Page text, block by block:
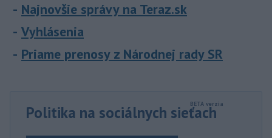
Najnovšie správy na Teraz.sk
Vyhlásenia
Priame prenosy z Národnej rady SR
Politika na sociálnych sieťach